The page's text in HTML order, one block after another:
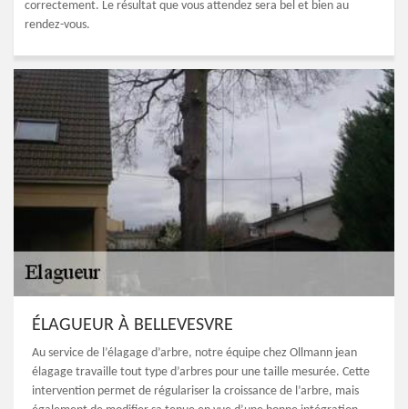
correctement. Le résultat que vous attendez sera bel et bien au
rendez-vous.
ÉLAGUEUR À BELLEVESVRE
Au service de l’élagage d’arbre, notre équipe chez Ollmann jean
élagage travaille tout type d’arbres pour une taille mesurée. Cette
intervention permet de régulariser la croissance de l’arbre, mais